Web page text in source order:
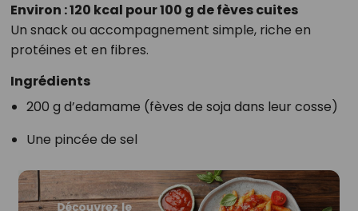
Environ : 120 kcal pour 100 g de fèves cuites
Un snack ou accompagnement simple, riche en
protéines et en fibres.
Ingrédients
200 g d’edamame (fèves de soja dans leur cosse)
Une pincée de sel